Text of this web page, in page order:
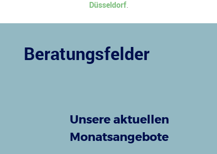
Düsseldorf.
Beratungsfelder
Unsere aktuellen
Monatsangebote